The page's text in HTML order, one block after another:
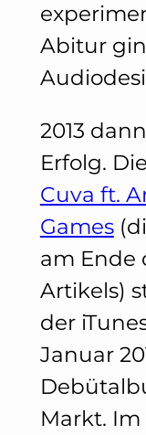
Abitur
2013
Erfolg.
Cuva ft.
Games
am Ende
Artikels)
der
Januar
Markt. Im